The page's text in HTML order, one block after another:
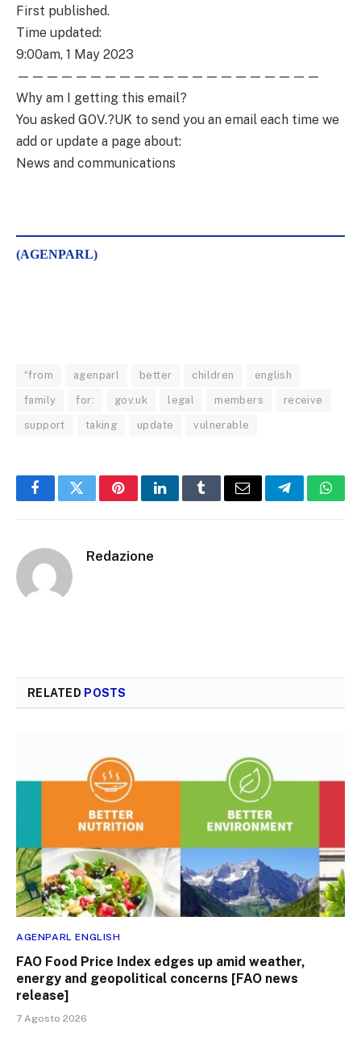
First published.
Time updated:
9:00am, 1 May 2023
—————————————————————
Why am I getting this email?
You asked GOV.?UK to send you an email each time we
add or update a page about:
News and communications
(AGENPARL)
“from agenparl better children english
family for: gov.uk legal members receive
support taking update vulnerable
FacebookTwitterPinterestLinkedInTumblrEmail Telegram
Redazione
RELATED POSTS
AGENPARL ENGLISH
FAO Food Price Index edges up amid weather,
energy and geopolitical concerns [FAO news
release]
7 Agosto 2026